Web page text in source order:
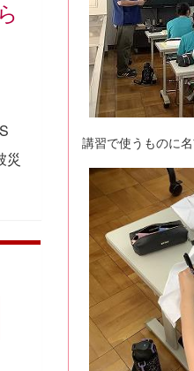
講習で使うものに
災